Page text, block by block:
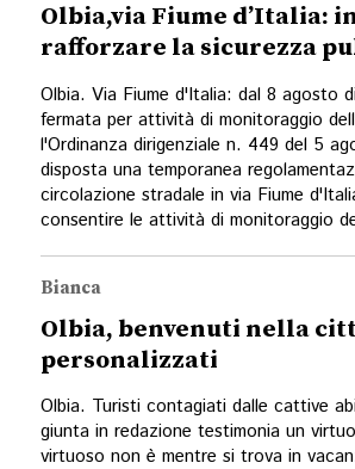
Olbia,via Fiume d’Italia:
rafforzare la sicurezza
Olbia. Via Fiume d'Italia: dal 8 agosto
fermata per attività di monitoraggio
l'Ordinanza dirigenziale n. 449 del 5
disposta una temporanea
circolazione stradale in via Fiume
consentire le attività di monitoraggio
Bianca
Olbia, benvenuti nella
personalizzati
Olbia. Turisti contagiati dalle cattive
giunta in redazione testimonia un
virtuoso non è mentre si trova in